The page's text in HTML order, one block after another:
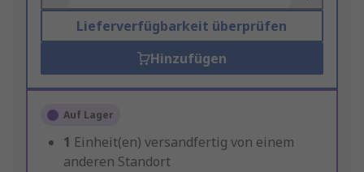
Lieferverfügbarkeit überprüfen
Hinzufügen
Auf Lager
1 Einheit(en) versandfertig von einem
anderen Standort